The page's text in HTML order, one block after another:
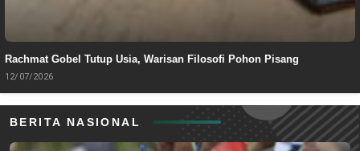
Rachmat Gobel Tutup Usia, Warisan Filosofi Pohon Pisang
12/07/2026
BERITA NASIONAL